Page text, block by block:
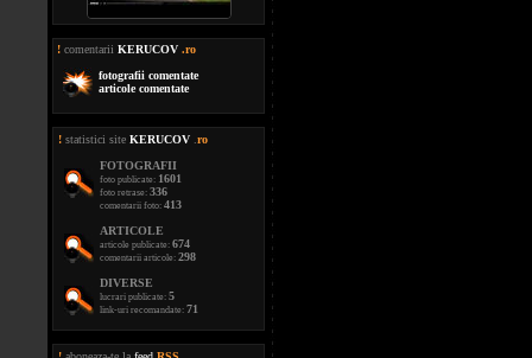
! comentarii KERUCOV .ro
fotografii comentate
articole comentate
! statistici site KERUCOV ro
FOTOGRAFII
foto publicate: 1601
foto retrase: 336
comentarii foto: 413
ARTICOLE
articole publicate: 674
comentarii articole: 298
DIVERSE
lucrari publicate: 5
link-uri recomandate: 71